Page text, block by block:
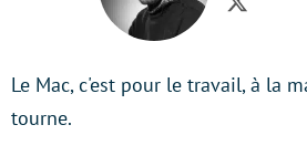
Twitter
Le Mac, c'est pour le travail, à la
tourne.